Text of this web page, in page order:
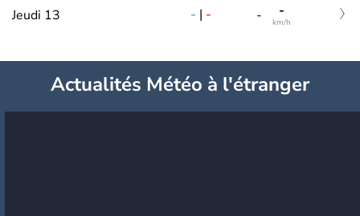
Jeudi 13 - | - - -
km/h
Actualités Météo à l'étranger